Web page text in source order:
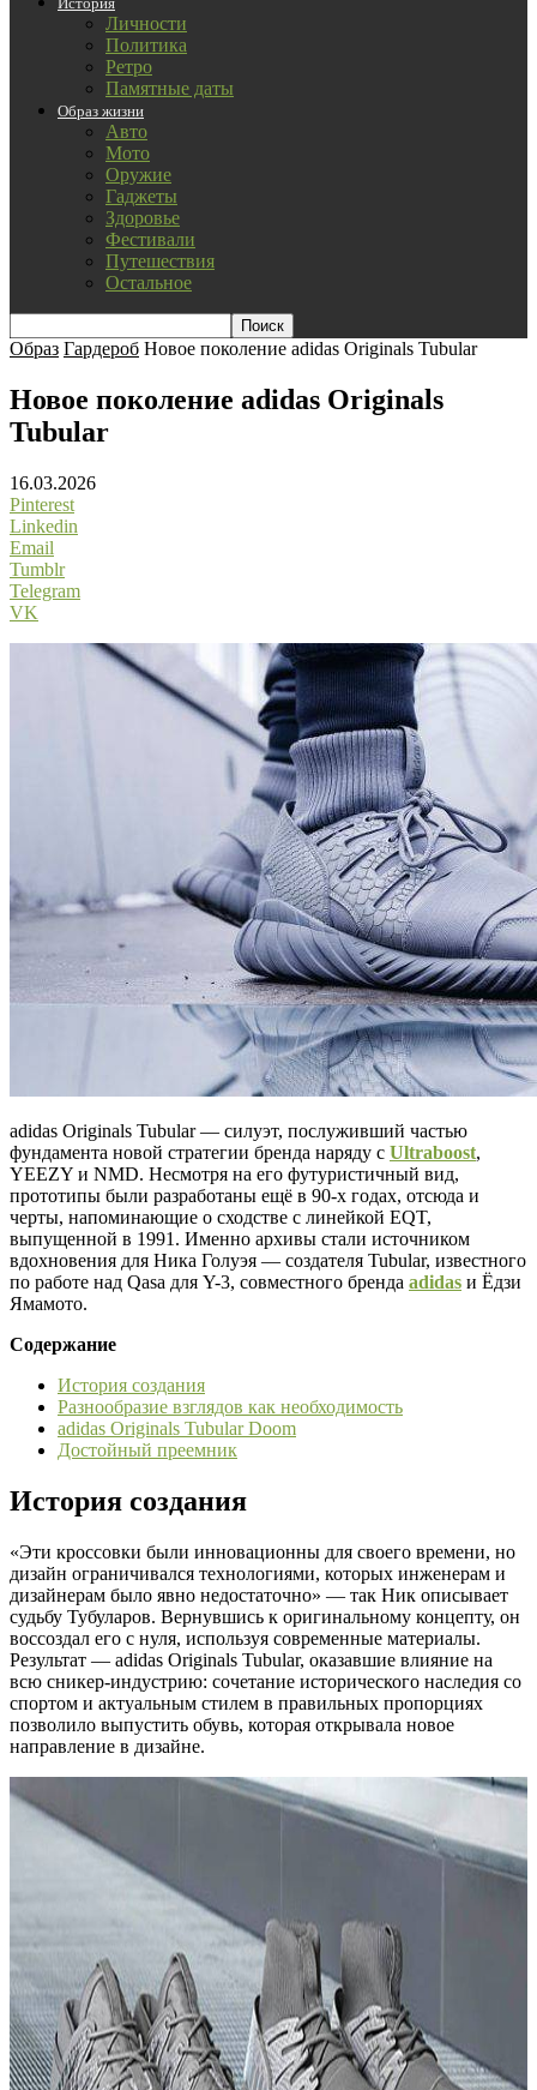
Личности
Политика
Ретро
Памятные даты
Образ жизни
Авто
Мото
Оружие
Гаджеты
Здоровье
Фестивали
Путешествия
Остальное
Образ Гардероб Новое поколение adidas Originals Tubular
Новое поколение adidas Originals
Tubular
16.03.2026
Pinterest
Linkedin
Email
Tumblr
Telegram
VK
adidas Originals Tubular — силуэт, послуживший частью
фундамента новой стратегии бренда наряду с Ultraboost,
YEEZY и NMD. Несмотря на его футуристичный вид,
прототипы были разработаны ещё в 90-х годах, отсюда и
черты, напоминающие о сходстве с линейкой EQT,
выпущенной в 1991. Именно архивы стали источником
вдохновения для Ника Голуэя — создателя Tubular, известного
по работе над Qasa для Y-3, совместного бренда adidas и Ёдзи
Ямамото.
Содержание
История создания
Разнообразие взглядов как необходимость
adidas Originals Tubular Doom
Достойный преемник
История создания
«Эти кроссовки были инновационны для своего времени, но
дизайн ограничивался технологиями, которых инженерам и
дизайнерам было явно недостаточно» — так Ник описывает
судьбу Тубуларов. Вернувшись к оригинальному концепту, он
воссоздал его с нуля, используя современные материалы.
Результат — adidas Originals Tubular, оказавшие влияние на
всю сникер-индустрию: сочетание исторического наследия со
спортом и актуальным стилем в правильных пропорциях
позволило выпустить обувь, которая открывала новое
направление в дизайне.